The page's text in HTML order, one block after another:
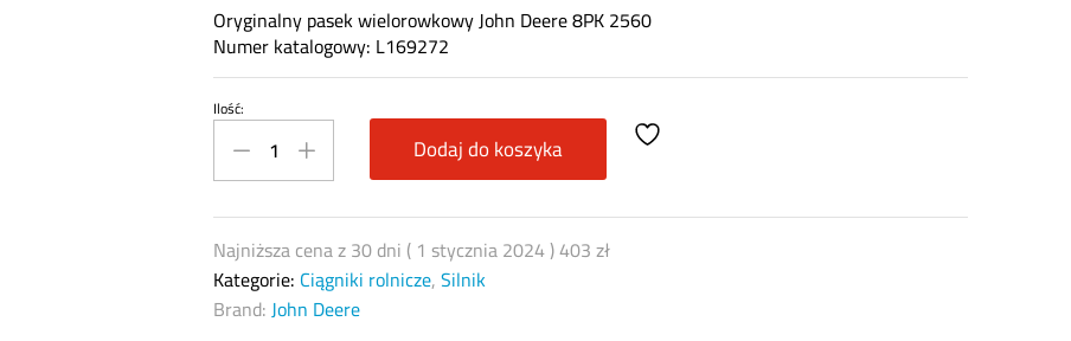
Oryginalny pasek wielorowkowy John Deere 8PK 2560
Numer katalogowy: L169272
Pas
wielorowkowy
John
8PK
2560
quantity
Ilość:
Dodaj do koszyka
Najniższa cena z 30 dni ( 1 stycznia 2024)403zł
Kategorie: Ciągniki rolnicze,Silnik
Brand:John Deere